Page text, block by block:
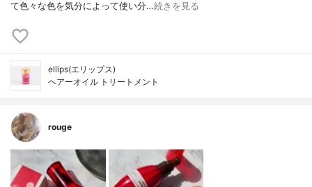
て色々な色を気分によって使い分…続きを見る
ellips(エリップス)
ヘアーオイル トリートメント
rouge